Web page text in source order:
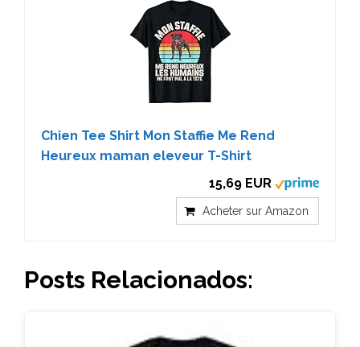
Chien Tee Shirt Mon Staffie Me Rend
Heureux maman eleveur T-Shirt
15,69 EUR
Acheter sur Amazon
Posts Relacionados: